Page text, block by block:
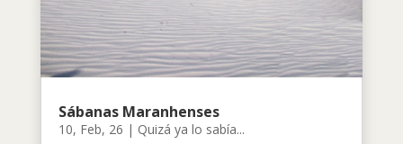
Sábanas Maranhenses
10, Feb, 26 | Quizá ya lo sabía...